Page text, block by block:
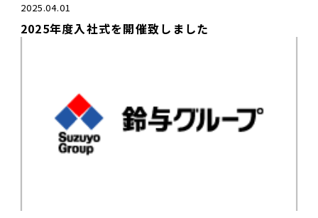
2025.04.01
2025年度入社式を開催致しました